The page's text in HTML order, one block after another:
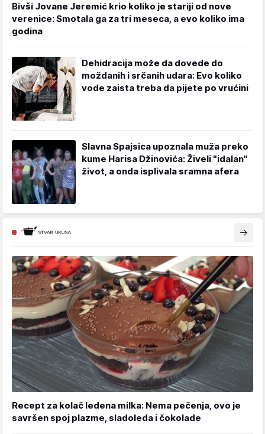
Bivši Jovane Jeremić krio koliko je stariji od nove
verenice: Smotala ga za tri meseca, a evo koliko ima
godina
Dehidracija može da dovede do
moždanih i srčanih udara: Evo koliko
vode zaista treba da pijete po vrućini
Slavna Spajsica upoznala muža preko
kume Harisa Džinovića: Živeli "idalan"
život, a onda isplivala sramna afera
Recept za kolač ledena milka: Nema pečenja, ovo je
savršen spoj plazme, sladoleda i čokolade